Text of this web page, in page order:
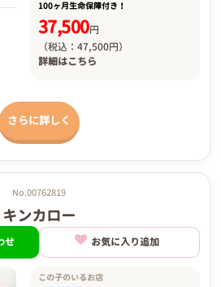
100ヶ月生命保障付き！
37,500円
（税込：47,500円）
詳細はこちら
さらに詳しく
No.00762819
キンカロー
せ お気に入り追加
この子のいるお店